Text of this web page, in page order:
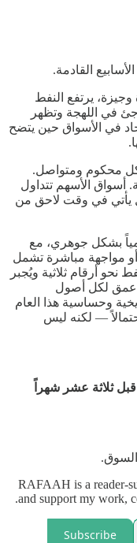
القادمة.
وجيزة، يرتفع النفط
في اللهجة وتظهر
في الأسواق حين يتضح
محكوم ومتواصل.
أسواق الأسهم تتداول
يأتي في وقت لاحق من
بشكل جوهري، مع
مواجهة مباشرة تشمل
نحو أرقام ثلاثية ويُجبر
أعمق لكل أصول
وحساسية هذا العام
احتمالاً — لكنه ليس
ثلاثة عشر شهراً
RAFAAH is a reader-
and support my work,
Subscribe